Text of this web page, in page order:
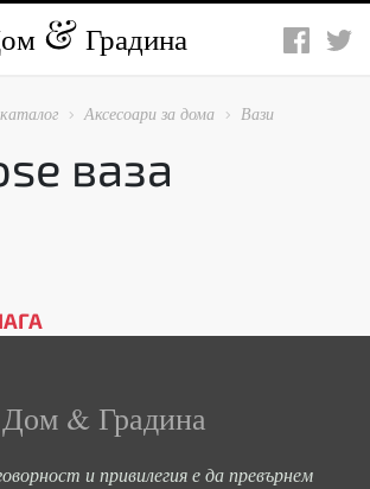
Градина
 Аксесоари за дома  Вази
ваза
Дом & Градина
и привилегия е да превърнем